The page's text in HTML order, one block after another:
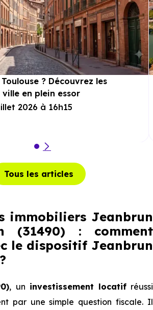
? Découvrez les
en plein essor
2026 à 16h15
Tous les articles
immobiliers Jeanbrun
(31490) : comment
le dispositif Jeanbrun
?
, un investissement locatifréussi
par une simple question fiscale. Il